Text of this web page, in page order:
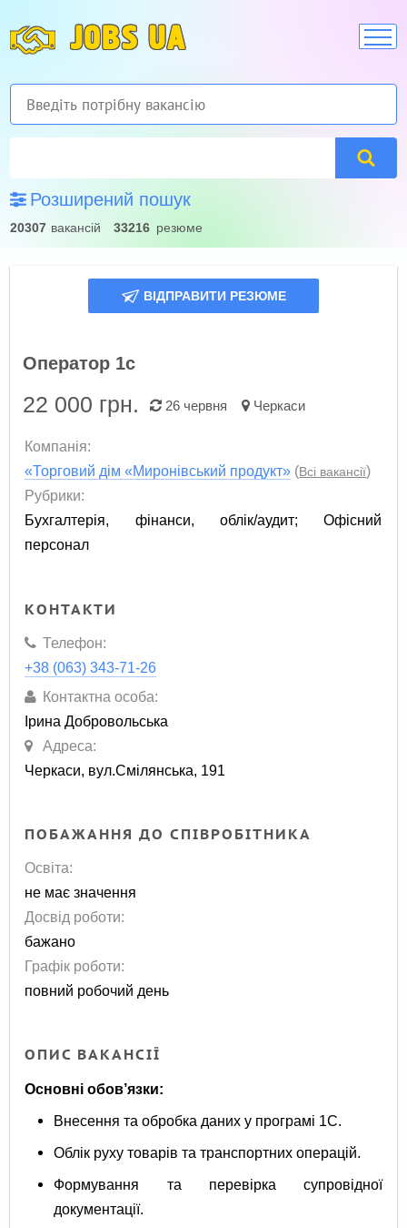
JOBS UA
Розширений пошук
20307 вакансій 33216 резюме
ВІДПРАВИТИ РЕЗЮМЕ
Оператор 1c
22 000 грн. 26 червня Черкаси
Компанія:
«Торговий дім «Миронівський продукт» (Всі вакансії)
Рубрики:
Бухгалтерія, фінанси, облік/аудит;Офісний
персонал
КОНТАКТИ
Телефон:
+38 (063) 343-71-26
Контактна особа:
Ірина Добровольська
Адреса:
Черкаси, вул.Смілянська, 191
ПОБАЖАННЯ ДО СПІВРОБІТНИКА
Освіта:
не має значення
Досвід роботи:
бажано
Графік роботи:
повний робочий день
ОПИС ВАКАНСІЇ
Основні обов’язки:
Внесення та обробка даних у програмі 1С.
Облік руху товарів та транспортних операцій.
Формування та перевірка супровідної
документації.